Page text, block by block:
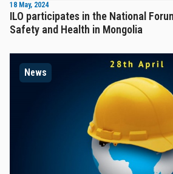
18 May, 2024
ILO participates in the National
Safety and Health in Mongolia
News